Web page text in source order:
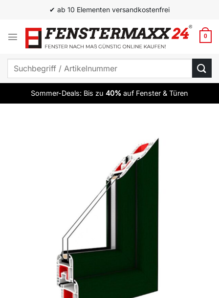
springen
✔ ab 10 Elementen versandkostenfrei
0
Suchen
Sommer-Deals: Bis zu 40% auf Fenster & Türen